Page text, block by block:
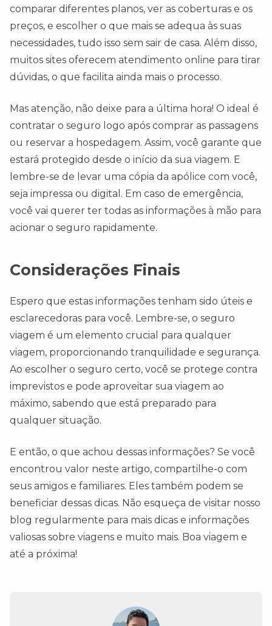
comparar diferentes planos, ver as coberturas e os
preços, e escolher o que mais se adequa às suas
necessidades, tudo isso sem sair de casa. Além disso,
muitos sites oferecem atendimento online para tirar
dúvidas, o que facilita ainda mais o processo.
Mas atenção, não deixe para a última hora! O ideal é
contratar o seguro logo após comprar as passagens
ou reservar a hospedagem. Assim, você garante que
estará protegido desde o início da sua viagem. E
lembre-se de levar uma cópia da apólice com você,
seja impressa ou digital. Em caso de emergência,
você vai querer ter todas as informações à mão para
acionar o seguro rapidamente.
Considerações Finais
Espero que estas informações tenham sido úteis e
esclarecedoras para você. Lembre-se, o seguro
viagem é um elemento crucial para qualquer
viagem, proporcionando tranquilidade e segurança.
Ao escolher o seguro certo, você se protege contra
imprevistos e pode aproveitar sua viagem ao
máximo, sabendo que está preparado para
qualquer situação.
E então, o que achou dessas informações? Se você
encontrou valor neste artigo, compartilhe-o com
seus amigos e familiares. Eles também podem se
beneficiar dessas dicas. Não esqueça de visitar nosso
blog regularmente para mais dicas e informações
valiosas sobre viagens e muito mais. Boa viagem e
até a próxima!